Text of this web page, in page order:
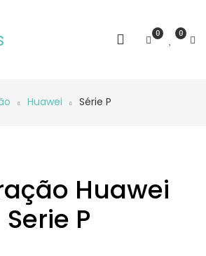
0 0
Huawei Série P
Huawei
Serie P